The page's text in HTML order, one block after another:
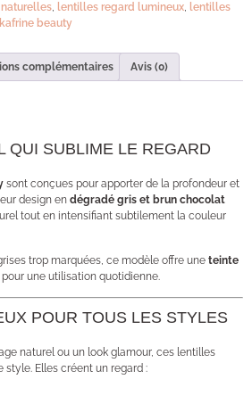
, lentilles regard lumineux, lentilles
kafrine beauty
complémentaires Avis (0)
QUI SUBLIME LE REGARD
sont conçues pour apporter de la profondeur et
design en dégradé gris et brun chocolat
tout en intensifiant subtilement la couleur
trop marquées, ce modèle offre une teinte
une utilisation quotidienne.
POUR TOUS LES STYLES
naturel ou un look glamour, ces lentilles
style. Elles créent un regard :